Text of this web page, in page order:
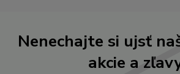
Nenechajte si ujsť
akcie a